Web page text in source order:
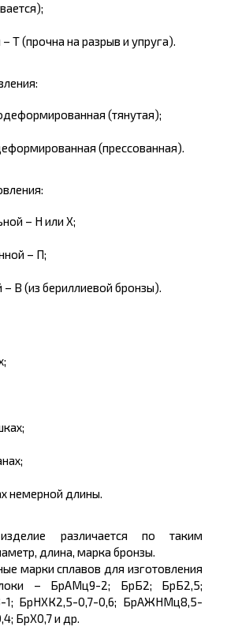
Т (прочна на разрыв и упруга).
(тянутая);
(прессованная).
– Н или Х;
– П;
– В (из бериллиевой бронзы).
немерной длины.
различается по таким
длина, марка бронзы.
марки сплавов для изготовления
– БрАМц9-2; БрБ2; БрБ2,5;
БрНХК2,5-0,7-0,6; БрАЖНМц8,5-
БрХ0,7 и др.